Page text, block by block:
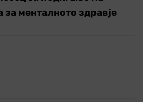
за менталното здравје